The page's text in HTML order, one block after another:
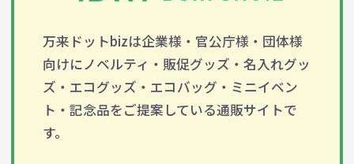
万来ドットbizは企業様・官公庁様・団体様
向けにノベルティ・販促グッズ・名入れグッ
ズ・エコグッズ・エコバッグ・ミニイベン
ト・記念品をご提案している通販サイトで
す。